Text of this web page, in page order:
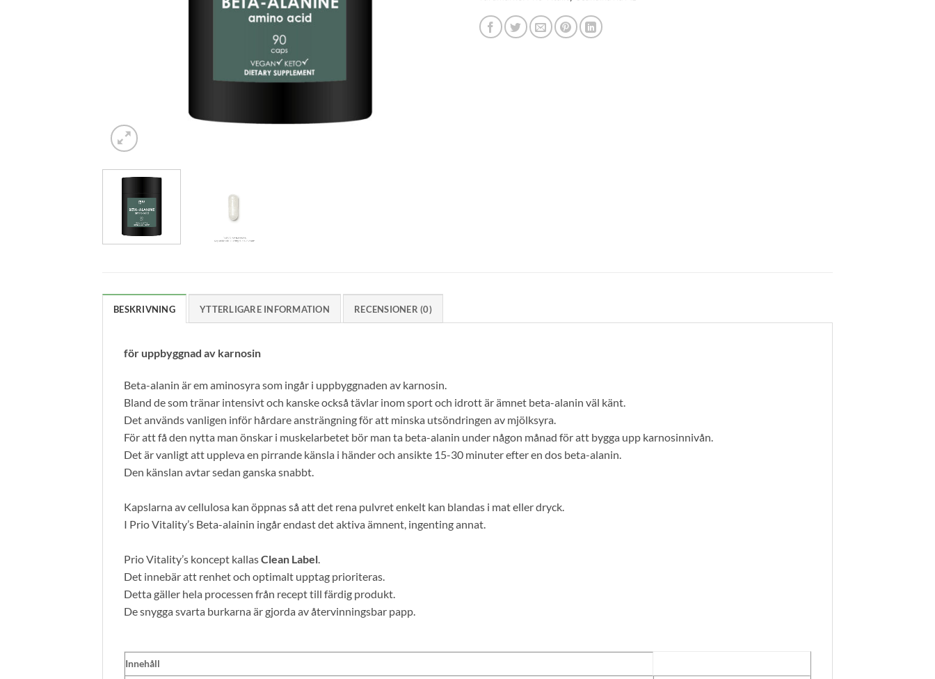
BESKRIVNING YTTERLIGARE INFORMATION RECENSIONER (0)
för uppbyggnad av karnosin
Beta-alanin är em aminosyra som ingår i uppbyggnaden av karnosin.
Bland de som tränar intensivt och kanske också tävlar inom sport och idrott är ämnet beta-alanin väl känt.
Det används vanligen inför hårdare ansträngning för att minska utsöndringen av mjölksyra.
För att få den nytta man önskar i muskelarbetet bör man ta beta-alanin under någon månad för att bygga upp karnosinnivån.
Det är vanligt att uppleva en pirrande känsla i händer och ansikte 15-30 minuter efter en dos beta-alanin.
Den känslan avtar sedan ganska snabbt.
Kapslarna av cellulosa kan öppnas så att det rena pulvret enkelt kan blandas i mat eller dryck.
I Prio Vitality’s Beta-alainin ingår endast det aktiva ämnent, ingenting annat.
Prio Vitality’s koncept kallasClean Label
Det innebär att renhet och optimalt upptag prioriteras.
Detta gäller hela processen från recept till färdig produkt.
De snygga svarta burkarna är gjorda av återvinningsbar papp.
Innehåll